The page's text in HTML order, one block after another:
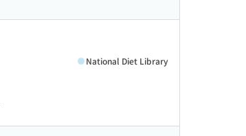
National Diet Library